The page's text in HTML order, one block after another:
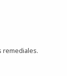
remediales.